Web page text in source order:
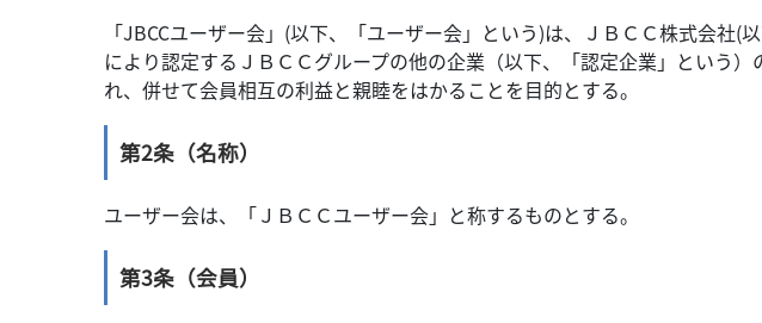
「JBCCユーザー会」(以下、「ユーザー会」という)は、ＪＢＣＣ株式会
により認定するＪＢＣＣグループの他の企業（以下、「認定企業」という
れ、併せて会員相互の利益と親睦をはかることを目的とする。
第2条（名称）
ユーザー会は、「ＪＢＣＣユーザー会」と称するものとする。
第3条（会員）